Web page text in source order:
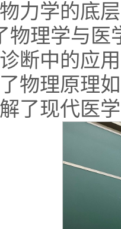
力学的底
物理学与
断中的应
物理原理
了现代医